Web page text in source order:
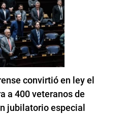
convirtió en ley el
a 400 veteranos de
jubilatorio especial